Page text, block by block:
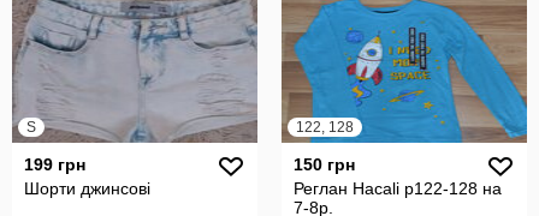
S
199 грн
Шорти джинсові
122, 128
150 грн
Реглан Hacali р122-128 на
7-8р.